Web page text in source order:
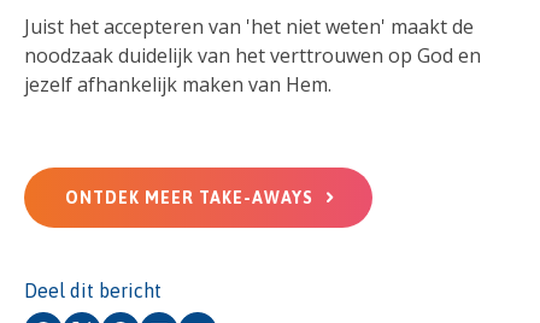
Juist het accepteren van 'het niet weten' maakt de
noodzaak duidelijk van het verttrouwen op God en
jezelf afhankelijk maken van Hem.
ONTDEK MEER TAKE-AWAYS
Deel dit bericht